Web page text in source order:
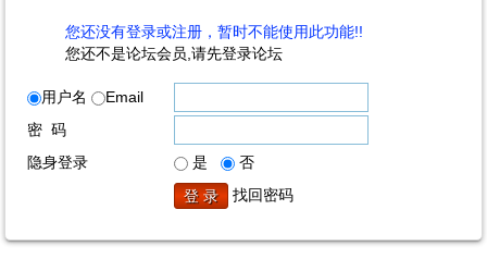
您还没有登录或注册，暂时不能使用此功能!!
您还不是论坛会员,请先登录论坛
用户名
Email
密 码
隐身登录
是
否
找回密码